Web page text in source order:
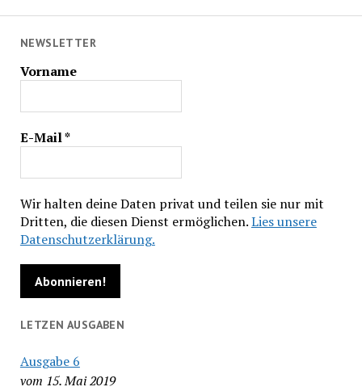
NEWSLETTER
Vorname
E-Mail*
Wir halten deine Daten privat und teilen sie nur mit
Dritten, die diesen Dienst ermöglichen.Lies unsere
Datenschutzerklärung.
LETZEN AUSGABEN
Ausgabe 6
vom 15. Mai 2019